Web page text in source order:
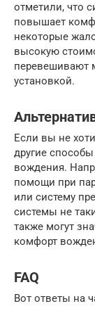
отметили, что
повышает
некоторые
высокую
перевешивают
установкой.
Если вы не
другие
вождения.
помощи при
или систему
системы не
также могут
комфорт
FAQ
Вот ответы на